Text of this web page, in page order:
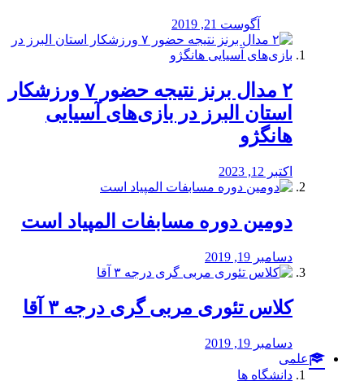
آگوست 21, 2019
۲ مدال برنز نتیجه حضور ۷ ورزشکار
استان البرز در بازی‌های آسیایی
هانگژو
اکتبر 12, 2023
دومین دوره مسابفات المپیاد است
دسامبر 19, 2019
کلاس تئوری مربی گری درجه ۳ آقا
دسامبر 19, 2019
علمی
دانشگاه ها